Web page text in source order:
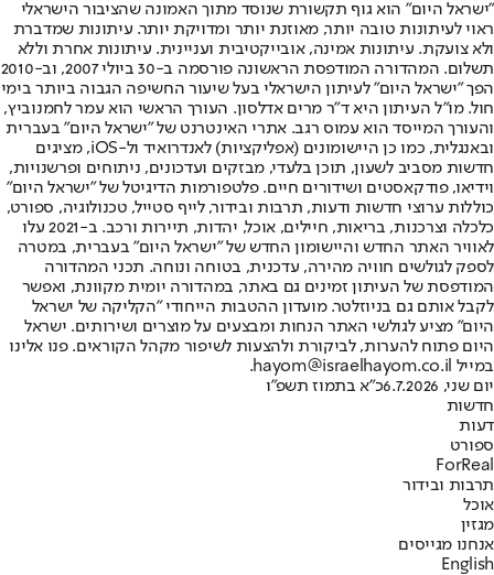
"ישראל היום" הוא גוף תקשורת שנוסד מתוך האמונה שהציבור הישראלי
ראוי לעיתונות טובה יותר, מאוזנת יותר ומדויקת יותר. עיתונות שמדברת
ולא צועקת. עיתונות אמינה, אובייקטיבית ועניינית. עיתונות אחרת וללא
תשלום. המהדורה המודפסת הראשונה פורסמה ב-30 ביולי 2007, וב-2010
הפך "ישראל היום" לעיתון הישראלי בעל שיעור החשיפה הגבוה ביותר בימי
חול. מו"ל העיתון היא ד"ר מרים אדלסון. העורך הראשי הוא עמר לחמנוביץ,
והעורך המייסד הוא עמוס רגב. אתרי האינטרנט של "ישראל היום" בעברית
ובאנגלית, כמו כן היישומונים (אפליקציות) לאנדרואיד ול-iOS, מציגים
חדשות מסביב לשעון, תוכן בלעדי, מבזקים ועדכונים, ניתוחים ופרשנויות,
וידיאו, פודקאסטים ושידורים חיים. פלטפורמות הדיגיטל של "ישראל היום"
כוללות ערוצי חדשות ודעות, תרבות ובידור, לייף סטייל, טכנולוגיה, ספורט,
כלכלה וצרכנות, בריאות, חיילים, אוכל, יהדות, תיירות ורכב. ב-2021 עלו
לאוויר האתר החדש והיישומון החדש של "ישראל היום" בעברית, במטרה
לספק לגולשים חוויה מהירה, עדכנית, בטוחה ונוחה. תכני המהדורה
המודפסת של העיתון זמינים גם באתר, במהדורה יומית מקוונת, ואפשר
לקבל אותם גם בניוזלטר. מועדון ההטבות הייחודי "הקליקה של ישראל
היום" מציע לגולשי האתר הנחות ומבצעים על מוצרים ושירותים. ישראל
היום פתוח להערות, לביקורת ולהצעות לשיפור מקהל הקוראים. פנו אלינו
במייל hayom@israelhayom.co.il.
יום שני, 6.7.2026
כ"א בתמוז תשפ"ו
חדשות
דעות
ספורט
ForReal
תרבות ובידור
אוכל
מגזין
אנחנו מגייסים
English